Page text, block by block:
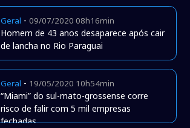
Geral -09/07/2020 08h16min
Homem de 43 anos desaparece após cair
de lancha no Rio Paraguai
Geral - 19/05/2020 10h54min
“Miami” do sul-mato-grossense corre
risco de falir com 5 mil empresas
fechadas.